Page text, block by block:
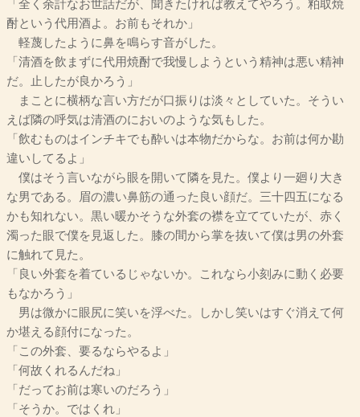
「全く余計なお世話だが、聞きたければ教えてやろう。粕取焼
酎という代用酒よ。お前もそれか」
軽蔑したように鼻を鳴らす音がした。
「清酒を飲まずに代用焼酎で我慢しようという精神は悪い精神
だ。止したが良かろう」
まことに横柄な言い方だが口振りは淡々としていた。そうい
えば隣の呼気は清酒のにおいのような気もした。
「飲むものはインチキでも酔いは本物だからな。お前は何か勘
違いしてるよ」
僕はそう言いながら眼を開いて隣を見た。僕より一廻り大き
な男である。眉の濃い鼻筋の通った良い顔だ。三十四五になる
かも知れない。黒い暖かそうな外套の襟を立てていたが、赤く
濁った眼で僕を見返した。膝の間から掌を抜いて僕は男の外套
に触れて見た。
「良い外套を着ているじゃないか。これなら小刻みに動く必要
もなかろう」
男は微かに眼尻に笑いを浮べた。しかし笑いはすぐ消えて何
か堪える顔付になった。
「この外套、要るならやるよ」
「何故くれるんだね」
「だってお前は寒いのだろう」
「そうか。ではくれ」